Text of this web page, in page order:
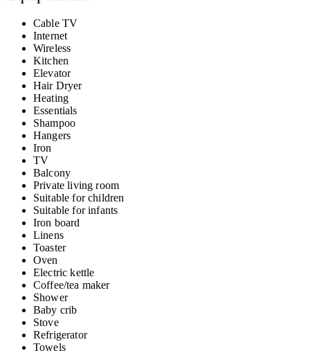
Cable TV
Internet
Wireless
Kitchen
Elevator
Hair Dryer
Heating
Essentials
Shampoo
Hangers
Iron
TV
Balcony
Private living room
Suitable for children
Suitable for infants
Iron board
Linens
Toaster
Oven
Electric kettle
Coffee/tea maker
Shower
Baby crib
Stove
Refrigerator
Towels